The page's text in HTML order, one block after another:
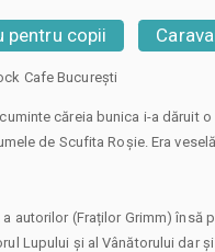
pentru copii
Cafe București
căreia bunica i-a dăruit
de Scufita Roșie. Era
autorilor (Fraților Grimm) însă
Lupului și al Vânătorului dar